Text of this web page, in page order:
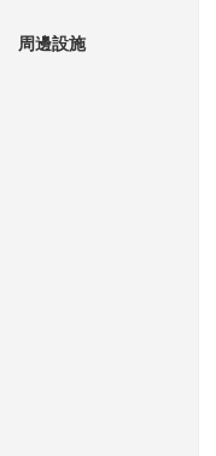
周邊設施